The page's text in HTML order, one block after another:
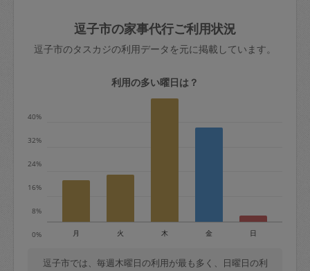
依頼者不在による当日キャンセル＝依頼
金額の100%＋交通費全額
※例：依頼日時／土曜日午前9時開始の場
合、水曜日午前9時以降はキャンセル料が
水曜日9時〜金曜日9時まで＝依頼料金の
100%
＋交通費全額
依頼者不在による当日キャンセル＝依頼
金額の100%＋交通費全額
きた場合は損害保険の対象外となるので
ご注意ください。
玉、など
あわせてこちらも参照ください：初めて
はありますか？
逗子市の家事代行ご利用状況
逗子市のタスカジの利用データを元に掲載しています。
利用の多い曜日は？
0%
8%
16%
24%
32%
40%
月 火 木 金 日
逗子市では、毎週木曜日の利用が最も多く、日曜日の利